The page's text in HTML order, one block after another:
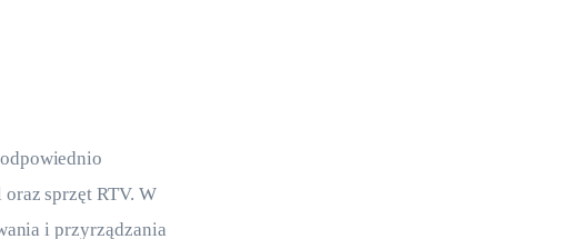
sprzęt RTV. W
i przyrządzania